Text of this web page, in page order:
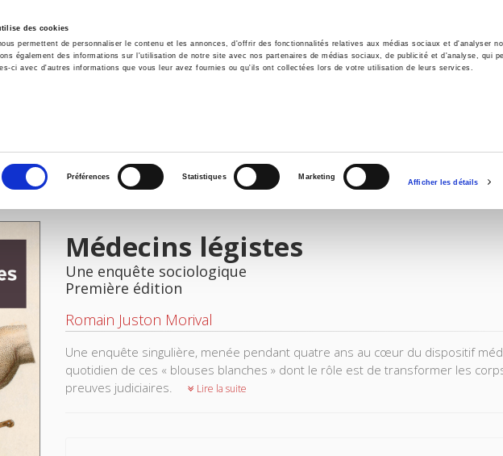
des cookies
permettent de personnaliser le contenu et les annonces, d'offrir des fonctionnalités relatives aux médias sociaux et d'analyser
également des informations sur l'utilisation de notre site avec nos partenaires de médias sociaux, de publicité et d'analyse, qui
ci avec d'autres informations que vous leur avez fournies ou qu'ils ont collectées lors de votre utilisation de leurs services.
Préférences Statistiques Marketing
Afficher les détails
Accueil Environnement Histoire International
Médecins légistes
Une enquête sociologique
Première édition
Romain Juston Morival
Une enquête singulière, menée pendant quatre ans au cœur du dispositif
quotidien de ces « blouses blanches » dont le rôle est de transformer les
preuves judiciaires.
Lire la suite